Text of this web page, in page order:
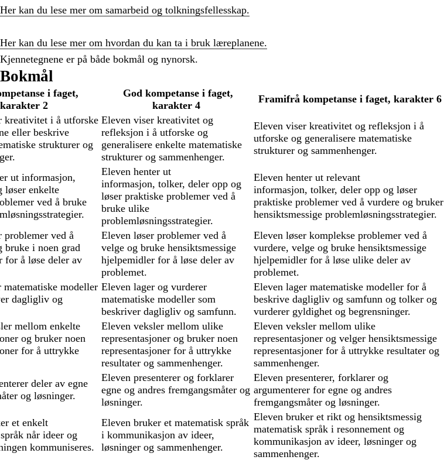
Her kan du lese mer om samarbeid og tolkningsfellesskap.
Her kan du lese mer om hvordan du kan ta i bruk læreplanene.
Kjennetegnene er på både bokmål og nynorsk.
Bokmål
i faget,
karakter 2
God kompetanse i faget,
karakter 4
Framifrå kompetanse i faget, karakter 6
kreativitet i å utforske
eller beskrive
strukturer og
Eleven viser kreativitet og
refleksjon i å utforske og
generalisere enkelte matematiske
strukturer og sammenhenger.
Eleven viser kreativitet og refleksjon i å
utforske og generalisere matematiske
strukturer og sammenhenger.
ut informasjon,
løser enkelte
ved å bruke
Eleven henter ut
informasjon, tolker, deler opp og
løser praktiske problemer ved å
bruke ulike
problemløsningsstrategier.
Eleven henter ut relevant
informasjon, tolker, deler opp og løser
praktiske problemer ved å vurdere og bruker
hensiktsmessige problemløsningsstrategier.
problemer ved å
bruke i noen grad
for å løse deler av
Eleven løser problemer ved å
velge og bruke hensiktsmessige
hjelpemidler for å løse deler av
problemet.
Eleven løser komplekse problemer ved å
vurdere, velge og bruke hensiktsmessige
hjelpemidler for å løse ulike deler av
problemet.
matematiske modeller
dagligliv og
Eleven lager og vurderer
matematiske modeller som
beskriver dagligliv og samfunn.
Eleven lager matematiske modeller for å
beskrive dagligliv og samfunn og tolker og
vurderer gyldighet og begrensninger.
mellom enkelte
og bruker noen
for å uttrykke
Eleven veksler mellom ulike
representasjoner og bruker noen
representasjoner for å uttrykke
resultater og sammenhenger.
Eleven veksler mellom ulike
representasjoner og velger hensiktsmessige
representasjoner for å uttrykke resultater og
sammenhenger.
deler av egne
og løsninger.
Eleven presenterer og forklarer
egne og andres fremgangsmåter og
løsninger.
Eleven presenterer, forklarer og
argumenterer for egne og andres
fremgangsmåter og løsninger.
et enkelt
når ideer og
kommuniseres.
Eleven bruker et matematisk språk
i kommunikasjon av ideer,
løsninger og sammenhenger.
Eleven bruker et rikt og hensiktsmessig
matematisk språk i resonnement og
kommunikasjon av ideer, løsninger og
sammenhenger.